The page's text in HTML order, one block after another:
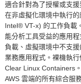
適合針對為了授權或支
在非虛擬化環境中執行
Intel® VT-x) 的工作負載
能分析工具受益的應用
負載、虛擬環境中不支
業務應用程式。裸機執
Clear Linux Containers
AWS 雲端的所有綜合服